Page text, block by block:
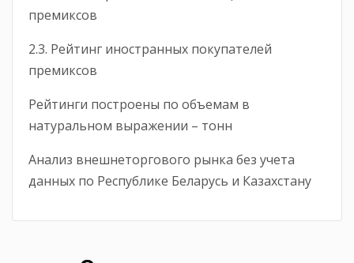
премиксов
2.3. Рейтинг иностранных покупателей
премиксов
Рейтинги построены по объемам в
натуральном выражении – тонн
Анализ внешнеторгового рынка без учета
данных по Республике Беларусь и Казахстану